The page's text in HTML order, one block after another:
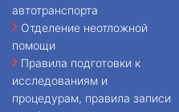
автотранспорта
Отделение неотложной
помощи
Правила подготовки к
исследованиям и
процедурам, правила записи